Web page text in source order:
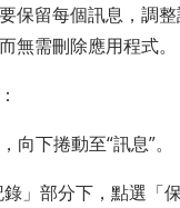
保留每個訊息，調
無需刪除應用程式。
向下捲動至“訊息”。
」部分下，點選「保